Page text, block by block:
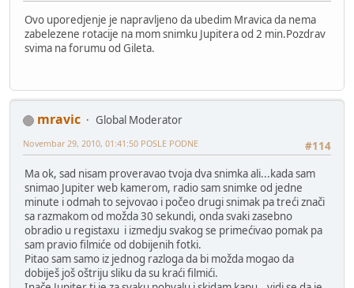
Ovo uporedjenje je napravljeno da ubedim Mravica da nema
zabelezene rotacije na mom snimku Jupitera od 2 min.Pozdrav
svima na forumu od Gileta.
mravic
Global Moderator
#114
Novembar 29, 2010, 01:41:50 POSLE PODNE
Ma ok, sad nisam proveravao tvoja dva snimka ali...kada sam
snimao Jupiter web kamerom, radio sam snimke od jedne
minute i odmah to sejvovao i počeo drugi snimak pa treći znači
sa razmakom od možda 30 sekundi, onda svaki zasebno
obradio u registaxu i izmedju svakog se primećivao pomak pa
sam pravio filmiće od dobijenih fotki.
Pitao sam samo iz jednog razloga da bi možda mogao da
dobiješ još oštriju sliku da su kraći filmići.